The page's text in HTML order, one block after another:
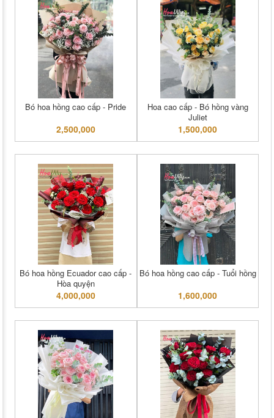
Bó hoa hồng cao cấp - Pride
2,500,000
Hoa cao cấp - Bó hồng vàng
Juliet
1,500,000
Bó hoa hồng Ecuador cao cấp -
Hòa quyện
4,000,000
Bó hoa hồng cao cấp - Tuổi hồng
1,600,000